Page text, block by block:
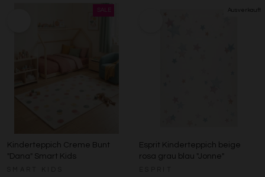
Kinderteppich Creme Bunt
"Dana" Smart Kids
Esprit Kinderteppich beige
rosa grau blau "Jonne"